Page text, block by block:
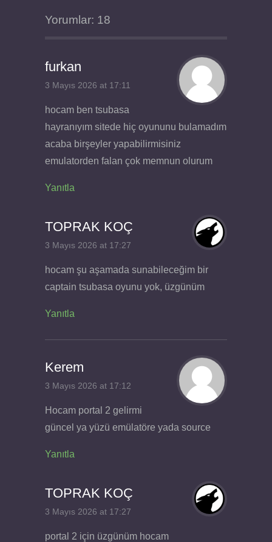
Yorumlar: 18
furkan
3 Mayıs 2026 at 17:11
hocam ben tsubasa
hayranıyım sitede hiç oyununu bulamadım
acaba birşeyler yapabilirmisiniz
emulatorden falan çok memnun olurum
Yanıtla
TOPRAK KOÇ
3 Mayıs 2026 at 17:27
hocam şu aşamada sunabileceğim bir
captain tsubasa oyunu yok, üzgünüm
Yanıtla
Kerem
3 Mayıs 2026 at 17:12
Hocam portal 2 gelirmi
güncel ya yüzü emülatöre yada source
Yanıtla
TOPRAK KOÇ
3 Mayıs 2026 at 17:27
portal 2 için üzgünüm hocam